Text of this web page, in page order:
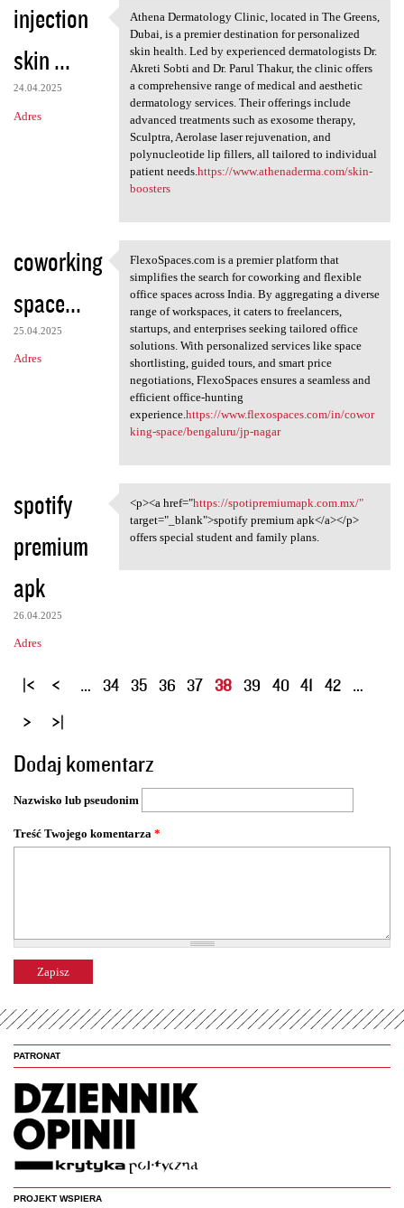
injection
skin ...
24.04.2025
Adres
Athena Dermatology Clinic,
Athena Dermatology Clinic, located in The Greens,
Dubai, is a premier destination for personalized
skin health. Led by experienced dermatologists Dr.
Akreti Sobti and Dr. Parul Thakur, the clinic offers
a comprehensive range of medical and aesthetic
dermatology services. Their offerings include
advanced treatments such as exosome therapy,
Sculptra, Aerolase laser rejuvenation, and
polynucleotide lip fillers, all tailored to individual
patient needs.https://www.athenaderma.com/skin-
boosters
coworking
space...
25.04.2025
Adres
FlexoSpaces.com is a premier
FlexoSpaces.com is a premier platform that
simplifies the search for coworking and flexible
office spaces across India. By aggregating a diverse
range of workspaces, it caters to freelancers,
startups, and enterprises seeking tailored office
solutions. With personalized services like space
shortlisting, guided tours, and smart price
negotiations, FlexoSpaces ensures a seamless and
efficient office-hunting
experience.https://www.flexospaces.com/in/cowor
king-space/bengaluru/jp-nagar
spotify
premium
apk
26.04.2025
Adres
<p><a href="https:/
<p><a href="https://spotipremiumapk.com.mx/"
target="_blank">spotify premium apk</a></p>
offers special student and family plans.
S
o
n
y
… 34 35 36 37 38 39 40 41 42 …
Dodaj komentarz
Nazwisko lub pseudonim
Treść Twojego komentarza *
PATRONAT
PROJEKT WSPIERA